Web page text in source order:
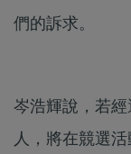
們的訴求。
岑浩輝說，若
人，將在競選